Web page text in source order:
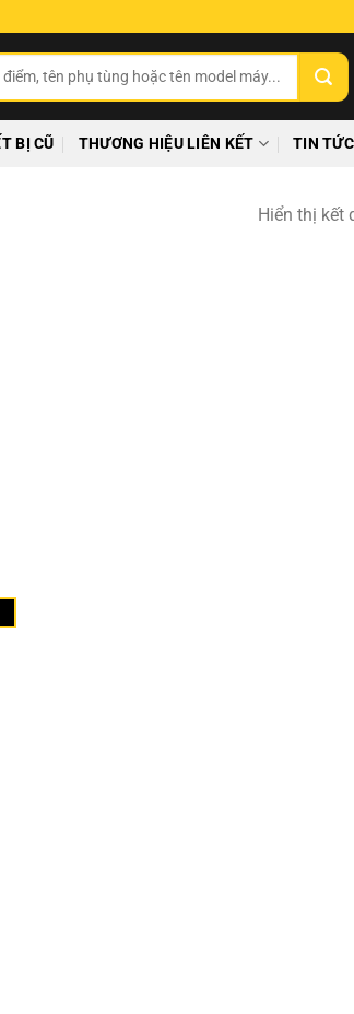
BỊ CŨ THƯƠNG HIỆU LIÊN KẾT TIN TỨC
Hiển thị kết